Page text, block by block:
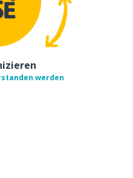
werden